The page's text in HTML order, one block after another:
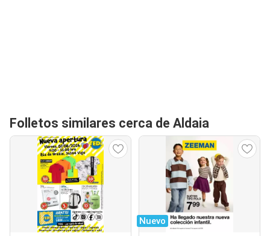
Folletos similares cerca de Aldaia
Nuevo